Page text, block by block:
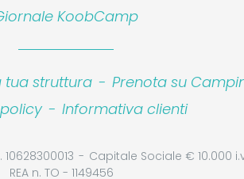
KoobCamp
tua struttura - Prenota su
- Informativa clienti
10628300013
Capitale Sociale € 10.000
REA n. TO - 1149456